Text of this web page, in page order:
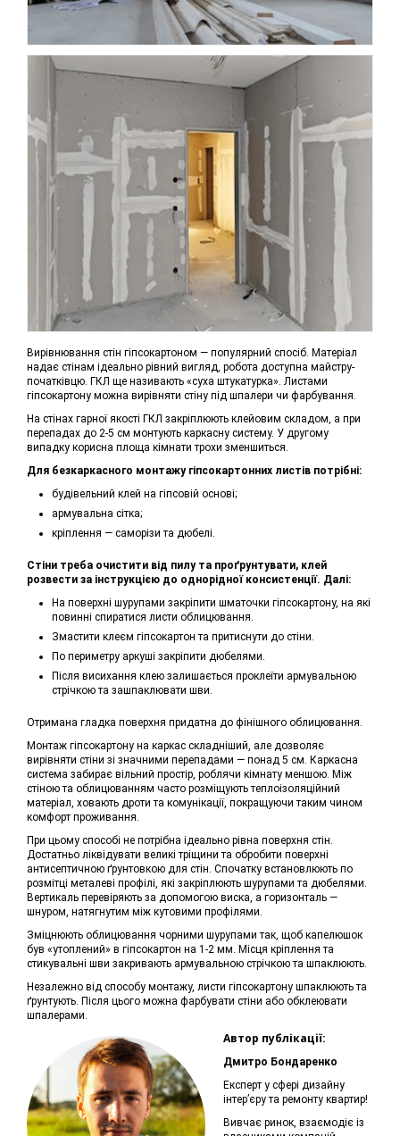
Вирівнювання стін гіпсокартоном — популярний спосіб. Матеріал
надає стінам ідеально рівний вигляд, робота доступна майстру-
початківцю. ГКЛ ще називають «суха штукатурка». Листами
гіпсокартону можна вирівняти стіну під шпалери чи фарбування.
На стінах гарної якості ГКЛ закріплюють клейовим складом, а при
перепадах до 2-5 см монтують каркасну систему. У другому
випадку корисна площа кімнати трохи зменшиться.
Для безкаркасного монтажу гіпсокартонних листів потрібні:
будівельний клей на гіпсовій основі;
армувальна сітка;
кріплення — саморізи та дюбелі.
Стіни треба очистити від пилу та проґрунтувати, клей
розвести за інструкцією до однорідної консистенції. Далі:
На поверхні шурупами закріпити шматочки гіпсокартону, на які
повинні спиратися листи облицювання.
Змастити клеєм гіпсокартон та притиснути до стіни.
По периметру аркуші закріпити дюбелями.
Після висихання клею залишається проклеїти армувальною
стрічкою та зашпаклювати шви.
Отримана гладка поверхня придатна до фінішного облицювання.
Монтаж гіпсокартону на каркас складніший, але дозволяє
вирівняти стіни зі значними перепадами — понад 5 см. Каркасна
система забирає вільний простір, роблячи кімнату меншою. Між
стіною та облицюванням часто розміщують теплоізоляційний
матеріал, ховають дроти та комунікації, покращуючи таким чином
комфорт проживання.
При цьому способі не потрібна ідеально рівна поверхня стін.
Достатньо ліквідувати великі тріщини та обробити поверхні
антисептичною ґрунтовкою для стін. Спочатку встановлюють по
розмітці металеві профілі, які закріплюють шурупами та дюбелями.
Вертикаль перевіряють за допомогою виска, а горизонталь —
шнуром, натягнутим між кутовими профілями.
Зміцнюють облицювання чорними шурупами так, щоб капелюшок
був «утоплений» в гіпсокартон на 1-2 мм. Місця кріплення та
стикувальні шви закривають армувальною стрічкою та шпаклюють.
Незалежно від способу монтажу, листи гіпсокартону шпаклюють та
ґрунтують. Після цього можна фарбувати стіни або обклеювати
шпалерами.
Автор публікації:
Дмитро Бондаренко
Експерт у сфері дизайну
інтер’єру та ремонту квартир!
Вивчає ринок, взаємодіє із